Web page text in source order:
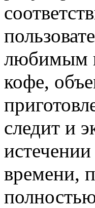
любимым
кофе,
следит и
времени,